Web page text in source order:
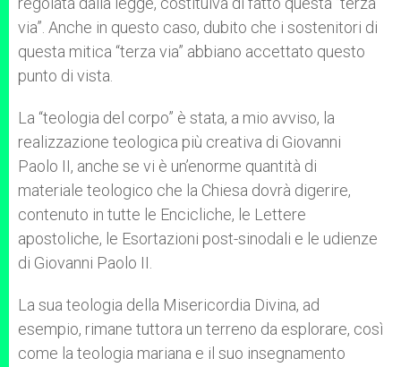
via”. Anche in questo caso, dubito che i sostenitori di
questa mitica “terza via” abbiano accettato questo
punto di vista.
La “teologia del corpo” è stata, a mio avviso, la
realizzazione teologica più creativa di Giovanni
Paolo II, anche se vi è un’enorme quantità di
materiale teologico che la Chiesa dovrà digerire,
contenuto in tutte le Encicliche, le Lettere
apostoliche, le Esortazioni post-sinodali e le udienze
di Giovanni Paolo II.
La sua teologia della Misericordia Divina, ad
esempio, rimane tuttora un terreno da esplorare, così
come la teologia mariana e il suo insegnamento